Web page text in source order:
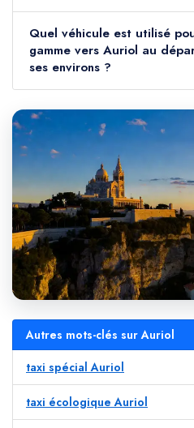
Quel véhicule est utilisé
gamme vers Auriol au
ses environs ?
Autres mots-clés sur Auriol
taxi spécial Auriol
taxi écologique Auriol